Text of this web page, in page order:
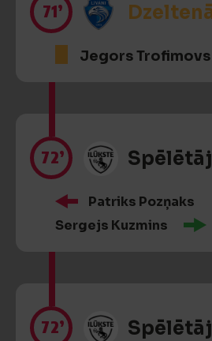
71’
Jegors Trofimovs
72’
Patriks Pozņaks
Sergejs Kuzmins
72’